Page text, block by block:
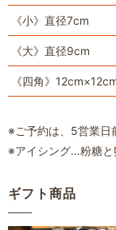
《小》直径7cm
《大》直径9cm
《四角》
※ご予約は、5営業日
※アイシング…粉糖と
ギフト商品